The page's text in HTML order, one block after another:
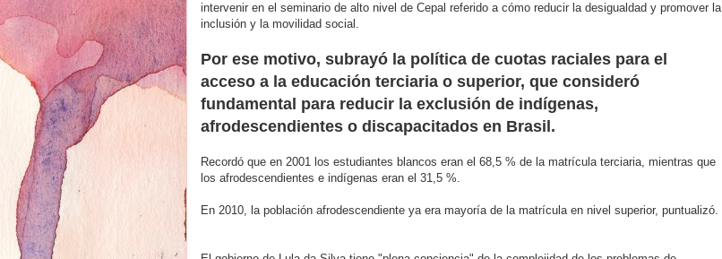
intervenir en el seminario de alto nivel de Cepal referido a cómo reducir la desigualdad y promover la
inclusión y la movilidad social.
Por ese motivo, subrayó la política de cuotas raciales para el
acceso a la educación terciaria o superior, que consideró
fundamental para reducir la exclusión de indígenas,
afrodescendientes o discapacitados en Brasil.
Recordó que en 2001 los estudiantes blancos eran el 68,5 % de la matrícula terciaria, mientras que
los afrodescendientes e indígenas eran el 31,5 %.
En 2010, la población afrodescendiente ya era mayoría de la matrícula en nivel superior, puntualizó.